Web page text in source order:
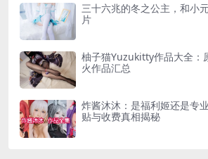
三十六兆的冬之公主，和小
片
柚子猫Yuzukitty作品大全：
火作品汇总
炸酱沐沐：是福利姬还是专
贴与收费真相揭秘